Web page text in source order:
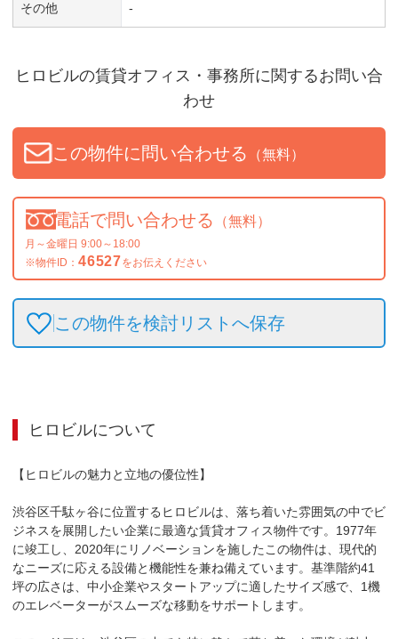
その他 -
ヒロビルの賃貸オフィス・事務所に関するお問い合
わせ
この物件に問い合わせる （無料）
電話で問い合わせる （無料）
月～金曜日 9:00～18:00
※物件ID： 46527をお伝えください
この物件を検討リストへ保存
ヒロビルについて
【ヒロビルの魅力と立地の優位性】
渋谷区千駄ヶ谷に位置するヒロビルは、落ち着いた雰囲気の中でビ
ジネスを展開したい企業に最適な賃貸オフィス物件です。1977年
に竣工し、2020年にリノベーションを施したこの物件は、現代的
なニーズに応える設備と機能性を兼ね備えています。基準階約41
坪の広さは、中小企業やスタートアップに適したサイズ感で、1機
のエレベーターがスムーズな移動をサポートします。